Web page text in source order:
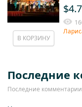
В КОРЗИНУ
$4.7
Последние
Последние